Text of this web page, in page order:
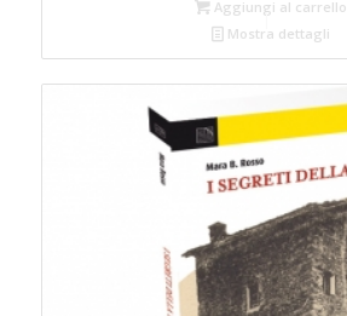
Aggiungi al carrello
Mostra dettagli